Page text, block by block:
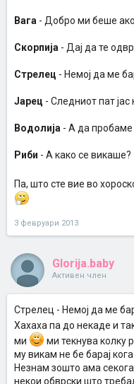
Вага - Добро ми беше ако
Скорпија - Дај да те
Стрелец - Немој да ме
Јарец - Следниот пат
Водолија - А да пробаме
Риби - А како се викаше?
Па, што сте вие во
3 февруари 2013
Glorija.baby
Активен член
Стрелец - Немој да ме
Xaxaxa па до некаде и
ми
ми текнува колку
му викам не бе барај
Незнам зошто ама
некои обврски што